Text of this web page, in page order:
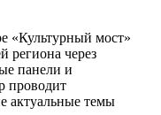
«Культурный мост»
региона через
панели и
проводит
актуальные темы